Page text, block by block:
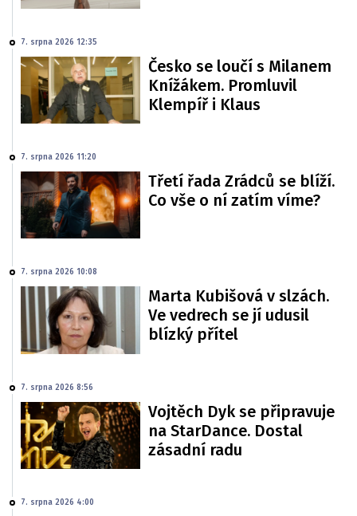
7. srpna 2026 12:35
Česko se loučí s Milanem
Knížákem. Promluvil
Klempíř i Klaus
7. srpna 2026 11:20
Třetí řada Zrádců se blíží.
Co vše o ní zatím víme?
7. srpna 2026 10:08
Marta Kubišová v slzách.
Ve vedrech se jí udusil
blízký přítel
7. srpna 2026 8:56
Vojtěch Dyk se připravuje
na StarDance. Dostal
zásadní radu
7. srpna 2026 4:00